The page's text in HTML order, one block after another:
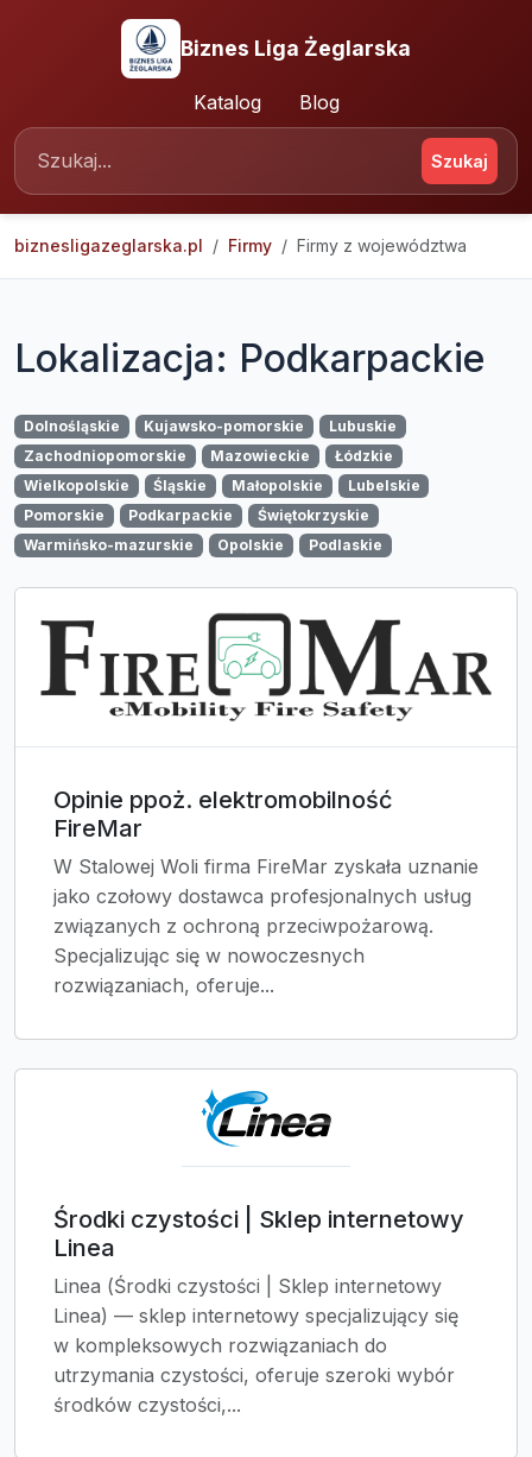
Biznes Liga Żeglarska
Katalog Blog
Szukaj
biznesligazeglarska.pl Firmy Firmy z województwa
Lokalizacja: Podkarpackie
Dolnośląskie Kujawsko-pomorskie
Lubuskie
Zachodniopomorskie
Mazowieckie
Łódzkie
Wielkopolskie
Śląskie Małopolskie
Lubelskie
Pomorskie
Podkarpackie
Świętokrzyskie
Warmińsko-mazurskie
Opolskie Podlaskie
Opinie ppoż. elektromobilność
FireMar
W Stalowej Woli firma FireMar zyskała uznanie
jako czołowy dostawca profesjonalnych usług
związanych z ochroną przeciwpożarową.
Specjalizując się w nowoczesnych
rozwiązaniach, oferuje...
Środki czystości | Sklep internetowy
Linea
Linea (Środki czystości | Sklep internetowy
Linea) — sklep internetowy specjalizujący się
w kompleksowych rozwiązaniach do
utrzymania czystości, oferuje szeroki wybór
środków czystości,...